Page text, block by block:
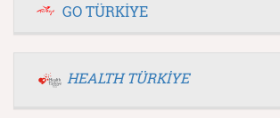
GO TÜRKİYE
HEALTH TÜRKİYE